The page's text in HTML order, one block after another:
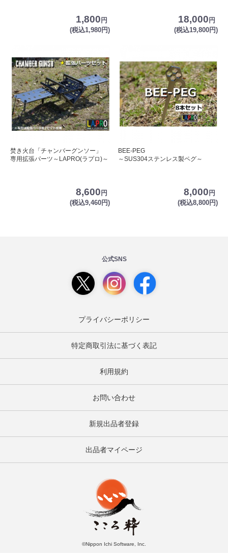
1,800 円
(税込1,980円)
18,000 円
(税込19,800円)
焚き火台「チャンバーグンソー」
専用拡張パーツ～LAPRO(ラプロ)～
8,600円
(税込9,460円)
BEE-PEG
～SUS304ステンレス製ペグ～
8,000円
(税込8,800円)
公式SNS
プライバシーポリシー
特定商取引法に基づく表記
利用規約
お問い合わせ
新規出品者登録
出品者マイページ
©Nippon Ichi Software, Inc.